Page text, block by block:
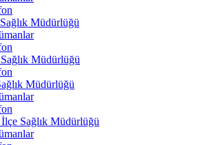
Müdürlüğü
Müdürlüğü
Müdürlüğü
Sağlık Müdürlüğü